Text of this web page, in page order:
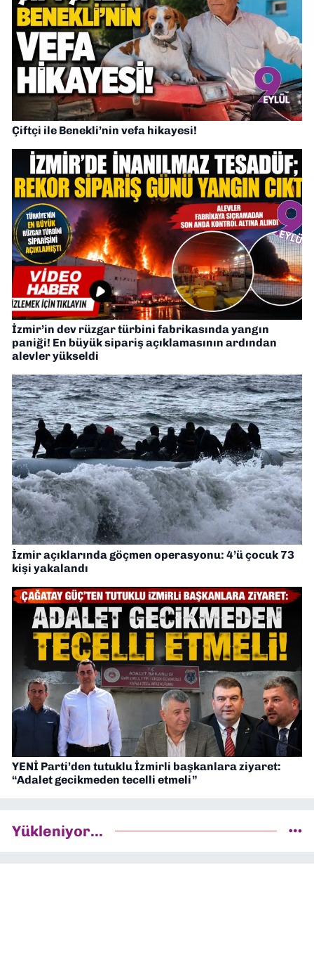
Çiftçi ile Benekli’nin vefa hikayesi!
İzmir’in dev rüzgar türbini fabrikasında yangın
paniği! En büyük sipariş açıklamasının ardından
alevler yükseldi
İzmir açıklarında göçmen operasyonu: 4’ü çocuk 73
kişi yakalandı
YENİ Parti’den tutuklu İzmirli başkanlara ziyaret:
“Adalet gecikmeden tecelli etmeli”
Yükleniyor...